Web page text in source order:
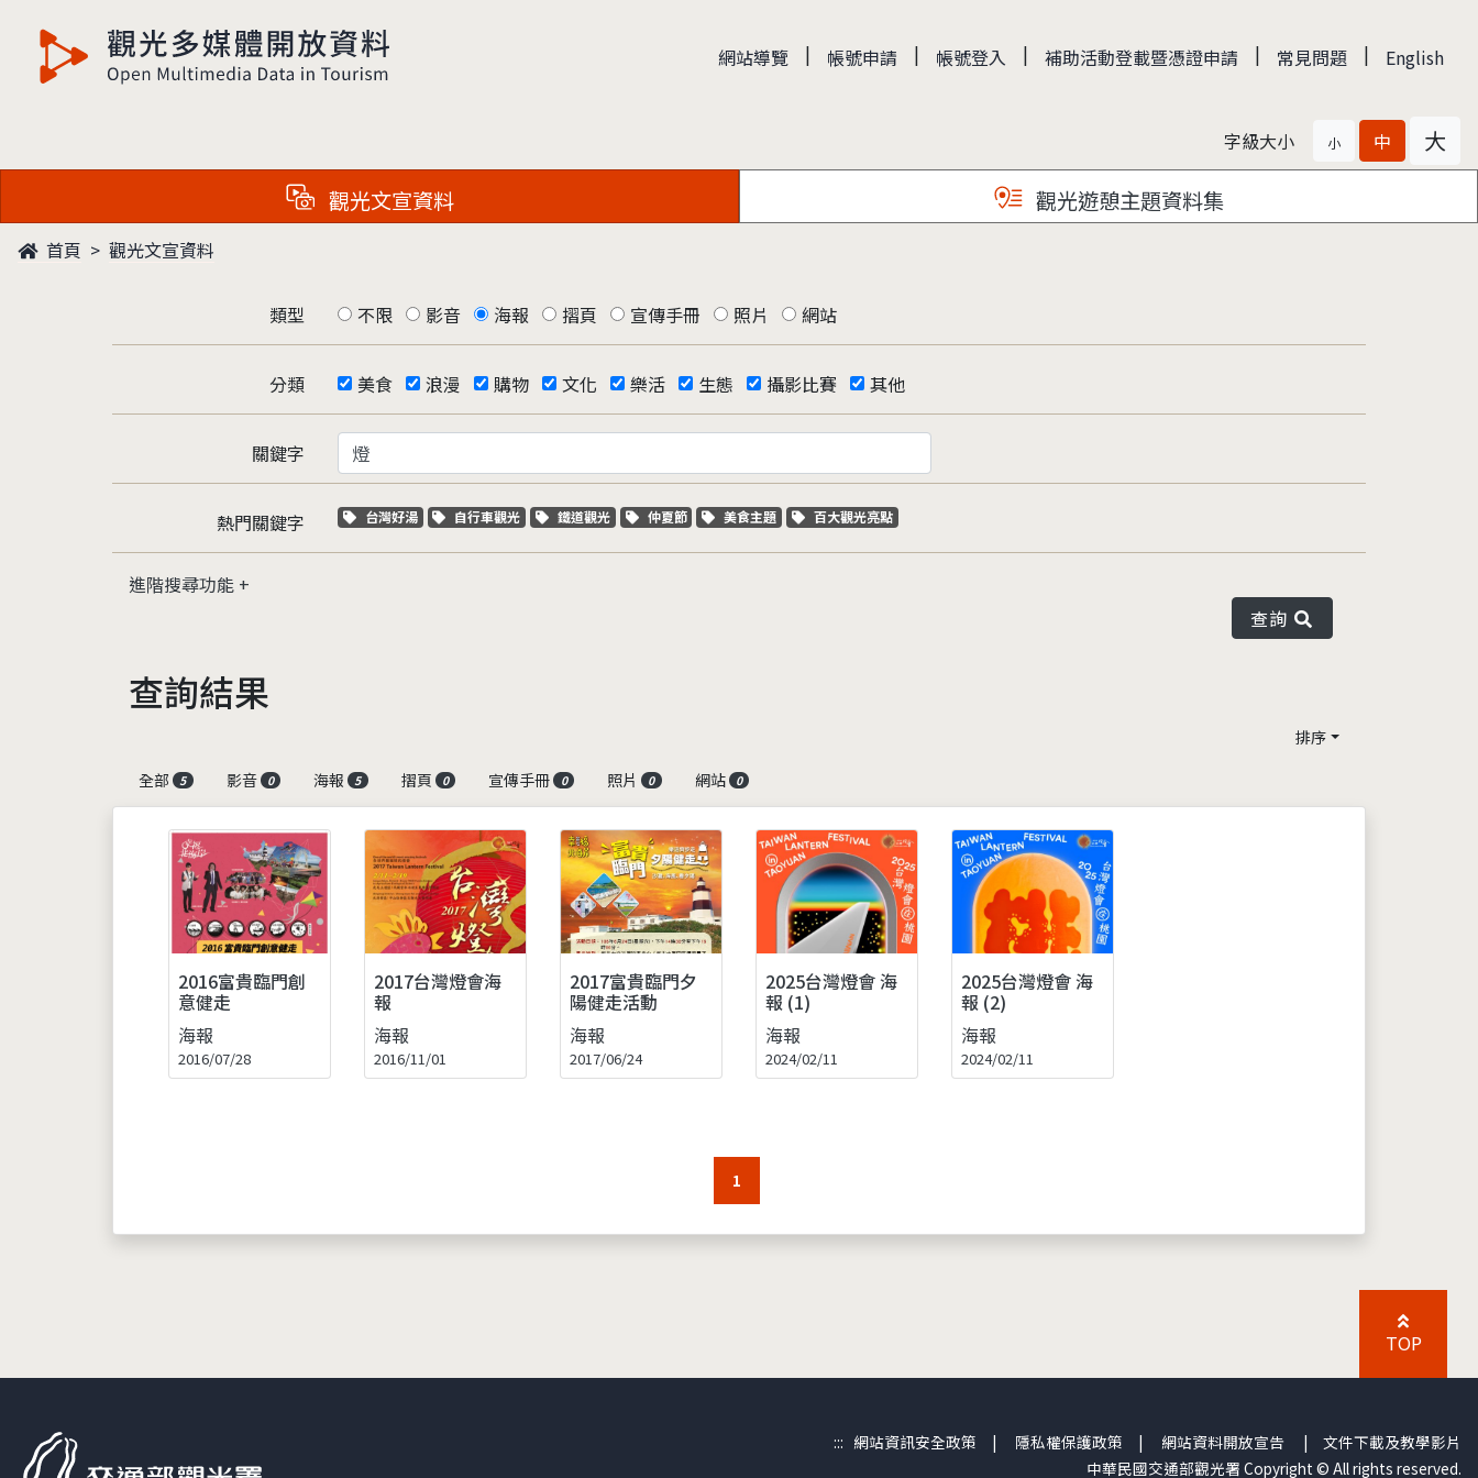
觀光多媒體開放資料 網站導覽 | 帳號申請 | 帳號登入 | 補助活動登載暨憑證申請 | 常見問題 | English
字級大小 小 中 大
觀光文宣資料 觀光遊憩主題資料集
首頁 觀光文宣資料
類型 不限 影音 海報 摺頁 宣傳手冊 照片 網站
分類 美食 浪漫 購物 文化 樂活 生態 攝影比賽 其他
關鍵字
熱門關鍵字 關鍵字標籤
台灣好湯 關鍵字標籤
自行車觀光 關鍵字標籤
鐵道觀光 關鍵字標籤
仲夏節 關鍵字標籤
美食主題 關鍵字標籤
百大觀光亮點
進階搜尋功能
查詢
查詢結果
排序
全部
5 影音 0 海報 5 摺頁 0 宣傳手冊 0 照片 0 網站 0
2016富貴臨門創
意健走
海報
2016/07/28
2017台灣燈會海
報
海報
2016/11/01
2017富貴臨門夕
陽健走活動
海報
2017/06/24
2025台灣燈會 海
報 (1)
海報
2024/02/11
2025台灣燈會 海
報 (2)
海報
2024/02/11
1
TOP
::: 網站資訊安全政策 | 隱私權保護政策 | 網站資料開放宣告 | 文件下載及教學影片
中華民國交通部觀光署 Copyright © All rights reserved.